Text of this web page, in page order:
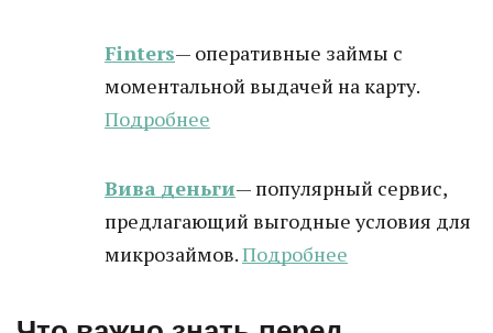
Finters— оперативные займы с
моментальной выдачей на карту.
Подробнее
Вива деньги— популярный сервис,
предлагающий выгодные условия для
микрозаймов.Подробнее